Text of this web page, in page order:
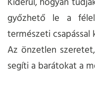
győzhető le a
természeti csapással
Az önzetlen
segíti a barátokat a